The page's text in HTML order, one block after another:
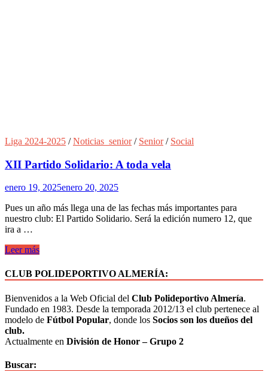
Liga 2024-2025 /Noticias_senior/ Senior/ Social
XII Partido Solidario: A toda vela
enero 19, 2025enero 20, 2025
Pues un año más llega una de las fechas más importantes para
nuestro club: El Partido Solidario. Será la edición numero 12, que
ira a …
Leer más
CLUB POLIDEPORTIVO ALMERÍA:
Bienvenidos a la Web Oficial del Club Polideportivo Almería.
Fundado en 1983. Desde la temporada 2012/13 el club pertenece al
modelo de Fútbol Popular, donde los Socios son los dueños del
club.
Actualmente en División de Honor – Grupo 2
Buscar: